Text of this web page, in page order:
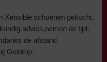
Xensible schoenen gekocht.
advies,nemen de tijd.
de afstand
Geldrop.